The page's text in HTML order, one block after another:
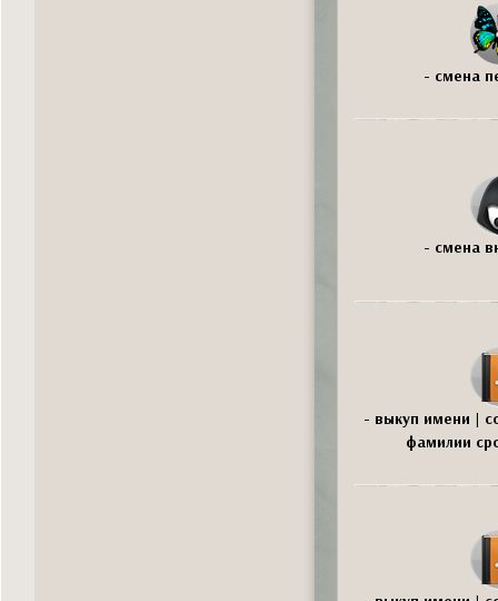
- смена
- смена
- выкуп имени |
фамилии